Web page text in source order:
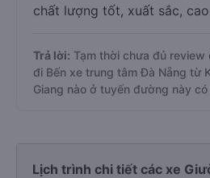
chất lượng tốt, xuất sắc,
Trả lời: Tạm thời chưa đủ review
đi Bến xe trung tâm Đà Nẵng từ
Giang nào ở tuyến đường này
Lịch trình chi tiết các xe